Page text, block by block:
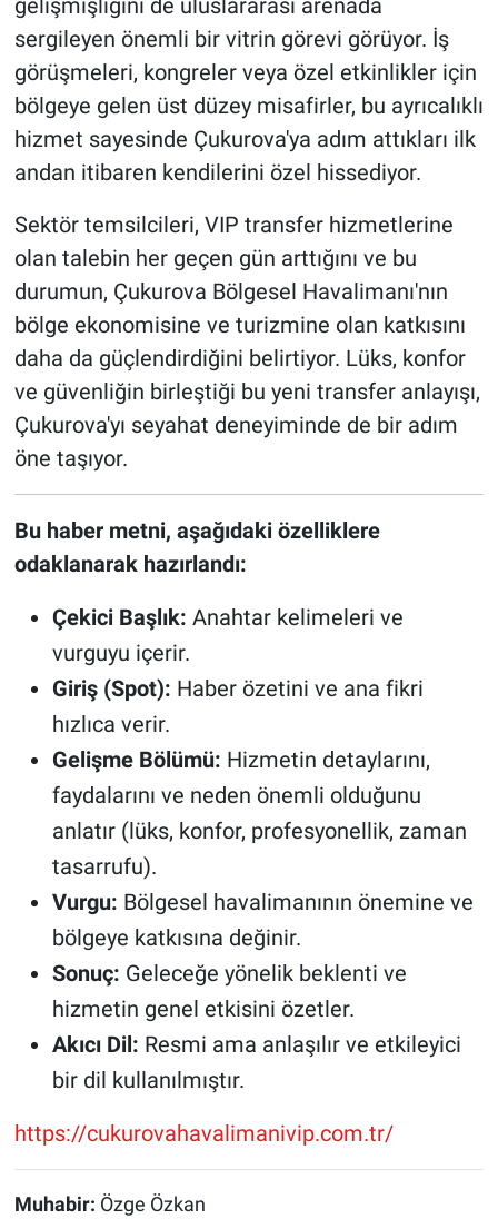
gelişmişliğini de uluslararası arenada
sergileyen önemli bir vitrin görevi görüyor. İş
görüşmeleri, kongreler veya özel etkinlikler için
bölgeye gelen üst düzey misafirler, bu ayrıcalıklı
hizmet sayesinde Çukurova'ya adım attıkları ilk
andan itibaren kendilerini özel hissediyor.
Sektör temsilcileri, VIP transfer hizmetlerine
olan talebin her geçen gün arttığını ve bu
durumun, Çukurova Bölgesel Havalimanı'nın
bölge ekonomisine ve turizmine olan katkısını
daha da güçlendirdiğini belirtiyor. Lüks, konfor
ve güvenliğin birleştiği bu yeni transfer anlayışı,
Çukurova'yı seyahat deneyiminde de bir adım
öne taşıyor.
Bu haber metni, aşağıdaki özelliklere
odaklanarak hazırlandı:
Çekici Başlık: Anahtar kelimeleri ve
vurguyu içerir.
Giriş (Spot): Haber özetini ve ana fikri
hızlıca verir.
Gelişme Bölümü: Hizmetin detaylarını,
faydalarını ve neden önemli olduğunu
anlatır (lüks, konfor, profesyonellik, zaman
tasarrufu).
Vurgu: Bölgesel havalimanının önemine ve
bölgeye katkısına değinir.
Sonuç: Geleceğe yönelik beklenti ve
hizmetin genel etkisini özetler.
Akıcı Dil: Resmi ama anlaşılır ve etkileyici
bir dil kullanılmıştır.
https://cukurovahavalimanivip.com.tr/
Muhabir: Özge Özkan